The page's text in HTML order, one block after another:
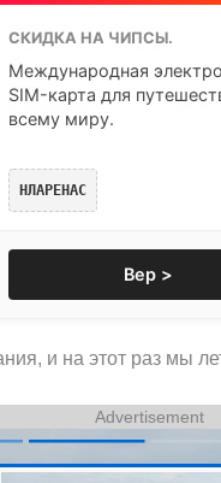
СКИДКА НА ЧИПСЫ.
Международная
SIM-карта для
всему миру.
НЛАРЕНАС
Вер >
и на этот раз мы
Advertisement